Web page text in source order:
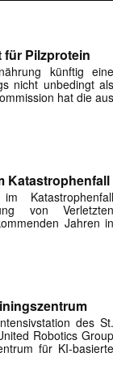
für Pilzprotein
künftig
nicht unbedingt als
hat die aus
Katastrophenfall
Katastrophenfall
von Verletzten
Jahren in
des St.
Robotics Group
für KI-basierte